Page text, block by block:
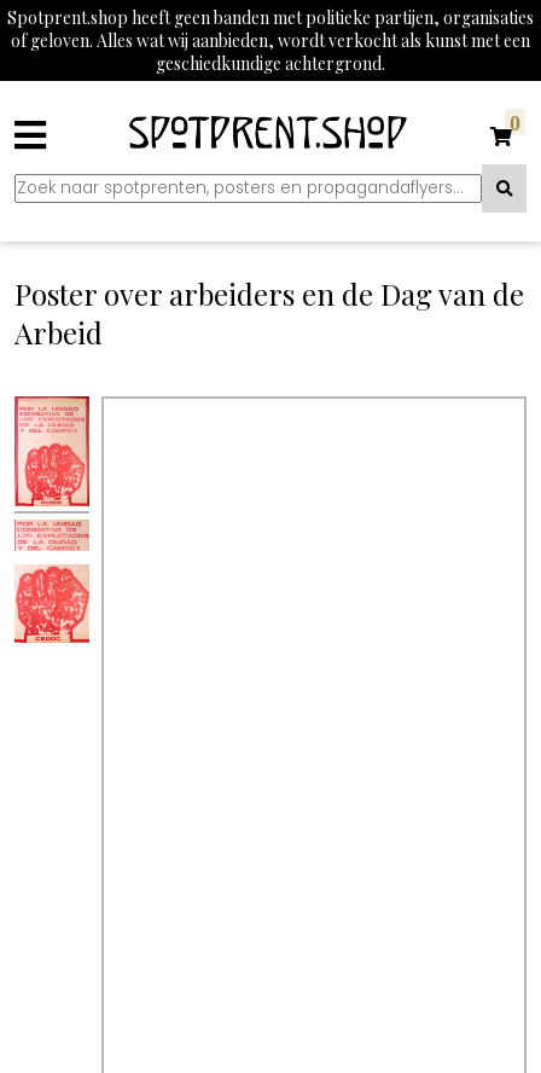
Spotprent.shop heeft geen banden met politieke partijen, organisaties
of geloven. Alles wat wij aanbieden, wordt verkocht als kunst met een
geschiedkundige achtergrond.
0
Poster over arbeiders en de Dag van de
Arbeid